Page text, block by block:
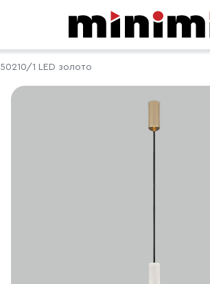
50210/1 LED золото